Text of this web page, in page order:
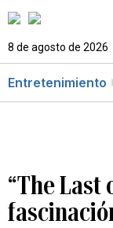
8 de agosto de 2026
Entretenimiento
“The Last